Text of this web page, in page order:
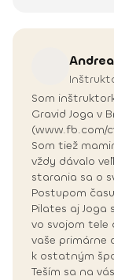
Andrea
Som
Gravid Joga v
(www.fb.com/
Som tiež
vždy dávalo
starania sa o
Postupom
Pilates aj
vo svojom tele
vaše primárne
k ostatným
Teším sa na